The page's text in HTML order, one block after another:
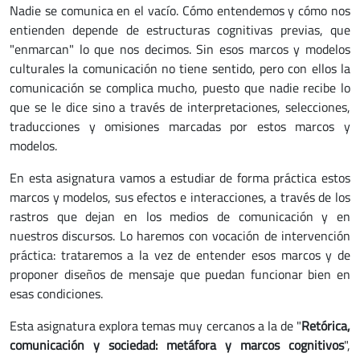
Nadie se comunica en el vacío. Cómo entendemos y cómo nos
entienden depende de estructuras cognitivas previas, que
"enmarcan" lo que nos decimos. Sin esos marcos y modelos
culturales la comunicación no tiene sentido, pero con ellos la
comunicación se complica mucho, puesto que nadie recibe lo
que se le dice sino a través de interpretaciones, selecciones,
traducciones y omisiones marcadas por estos marcos y
modelos.
En esta asignatura vamos a estudiar de forma práctica estos
marcos y modelos, sus efectos e interacciones, a través de los
rastros que dejan en los medios de comunicación y en
nuestros discursos. Lo haremos con vocación de intervención
práctica: trataremos a la vez de entender esos marcos y de
proponer diseños de mensaje que puedan funcionar bien en
esas condiciones.
Esta asignatura explora temas muy cercanos a la de "Retórica,
comunicación y sociedad: metáfora y marcos cognitivos",